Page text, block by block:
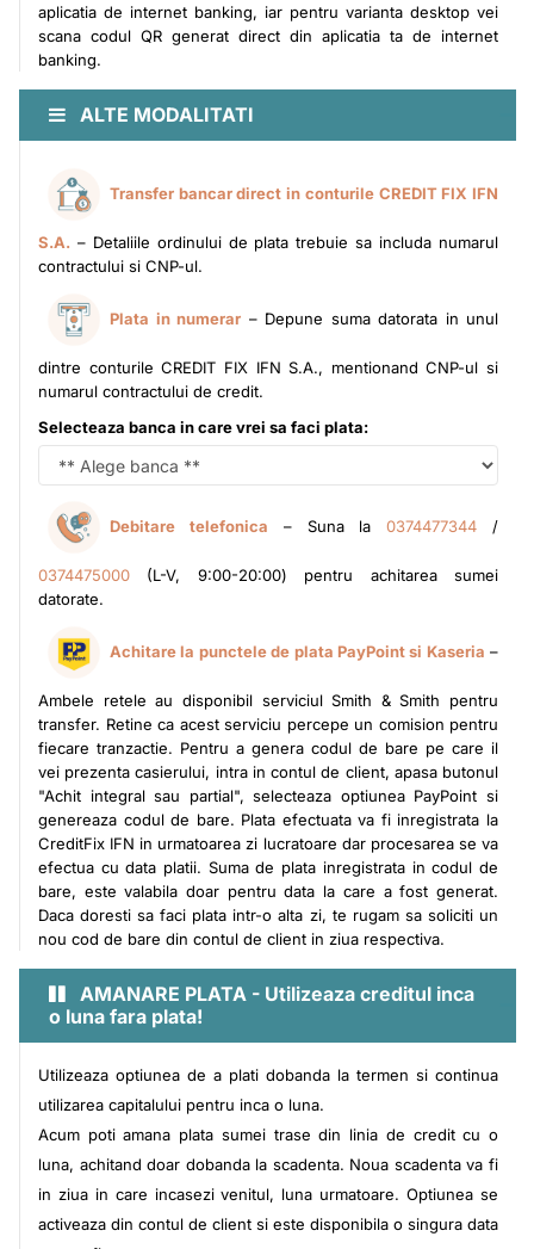
aplicatia de internet banking, iar pentru varianta desktop vei
scana codul QR generat direct din aplicatia ta de internet
banking.
ALTE MODALITATI
Transfer bancar direct in conturile CREDIT FIX IFN
S.A. – Detaliile ordinului de plata trebuie sa includa numarul
contractului si CNP-ul.
Plata in numerar – Depune suma datorata in unul
dintre conturile CREDIT FIX IFN S.A., mentionand CNP-ul si
numarul contractului de credit.
Selecteaza banca in care vrei sa faci plata:
Debitare telefonica – Suna la0374477344 /
0374475000 (L-V, 9:00-20:00) pentru achitarea sumei
datorate.
Achitare la punctele de plata PayPoint si Kaseria –
Ambele retele au disponibil serviciul Smith & Smith pentru
transfer. Retine ca acest serviciu percepe un comision pentru
fiecare tranzactie. Pentru a genera codul de bare pe care il
vei prezenta casierului, intra in contul de client, apasa butonul
"Achit integral sau partial", selecteaza optiunea PayPoint si
genereaza codul de bare. Plata efectuata va fi inregistrata la
CreditFix IFN in urmatoarea zi lucratoare dar procesarea se va
efectua cu data platii. Suma de plata inregistrata in codul de
bare, este valabila doar pentru data la care a fost generat.
Daca doresti sa faci plata intr-o alta zi, te rugam sa soliciti un
nou cod de bare din contul de client in ziua respectiva.
AMANARE PLATA - Utilizeaza creditul inca
o luna fara plata!
Utilizeaza optiunea de a plati dobanda la termen si continua
utilizarea capitalului pentru inca o luna.
Acum poti amana plata sumei trase din linia de credit cu o
luna, achitand doar dobanda la scadenta. Noua scadenta va fi
in ziua in care incasezi venitul, luna urmatoare. Optiunea se
activeaza din contul de client si este disponibila o singura data